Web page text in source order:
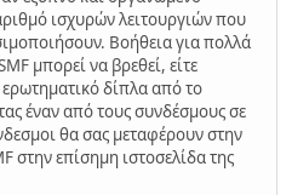
ισχυρών λειτουργιών που
Βοήθεια για πολλά
μπορεί να βρεθεί, είτε
ερωτηματικό δίπλα από το
έναν από τους συνδέσμους σε
θα σας μεταφέρουν στην
στην επίσημη ιστοσελίδα της